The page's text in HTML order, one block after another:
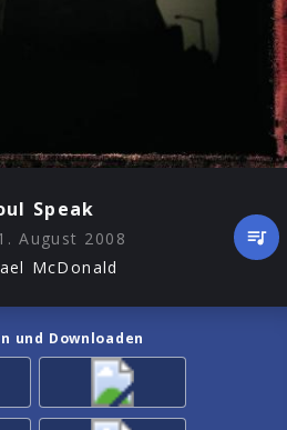
Speak
August 2008
McDonald
und Downloaden